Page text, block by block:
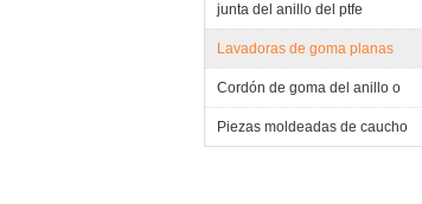
junta del anillo del ptfe
Lavadoras de goma planas
Cordón de goma del anillo o
Piezas moldeadas de caucho